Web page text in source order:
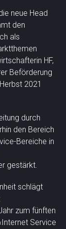
neue Head
den
als
HF,
Beförderung
2021
durch
den Bereich
Bereiche in
gestärkt.
schlägt
zum fünften
Service